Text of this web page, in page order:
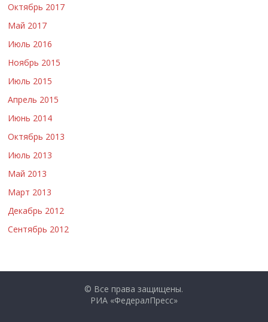
Октябрь 2017
Май 2017
Июль 2016
Ноябрь 2015
Июль 2015
Апрель 2015
Июнь 2014
Октябрь 2013
Июль 2013
Май 2013
Март 2013
Декабрь 2012
Сентябрь 2012
© Все права защищены.
РИА «ФедералПресс»